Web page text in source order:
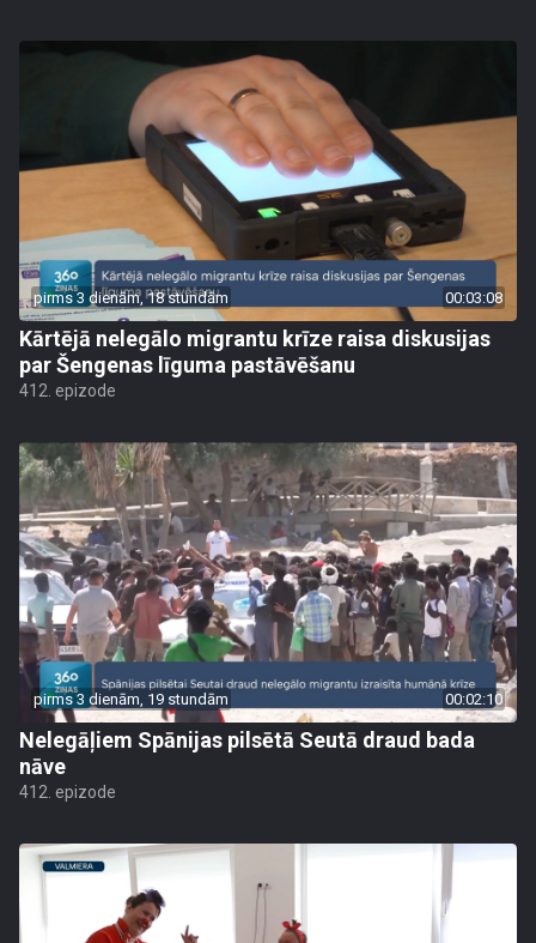
pirms 3 dienām, 18 stundām 00:03:08
Kārtējā nelegālo migrantu krīze raisa diskusijas
par Šengenas līguma pastāvēšanu
412. epizode
pirms 3 dienām, 19 stundām 00:02:10
Nelegāļiem Spānijas pilsētā Seutā draud bada
nāve
412. epizode